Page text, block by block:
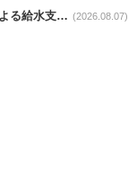
ローソンnews｜｢熊本地震｣/店舗への散水車による給水支援を開始 (2026.08.07)